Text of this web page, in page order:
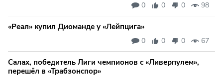
0 0 0 98
«Реал» купил Диоманде у «Лейпцига»
0 0 0 67
Салах, победитель Лиги чемпионов с «Ливерпулем»,
перешёл в «Трабзонспор»